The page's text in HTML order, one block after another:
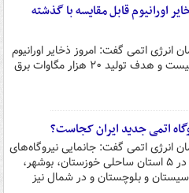
اورانیوم قابل مقایسه با گذشته
انرژی اتمی گفت: امروز ذخایر اورانیوم
ما در کشور قابل مقایسه با گذشته نیست و هدف تولید ۲۰ هزار مگاوات برق
انرژی اتمی گفت: جانمایی نیروگاه‌های
اتمی جدید در ۵ استان ساحلی خوزستان، بوشهر،
و بلوچستان و در شمال نیز